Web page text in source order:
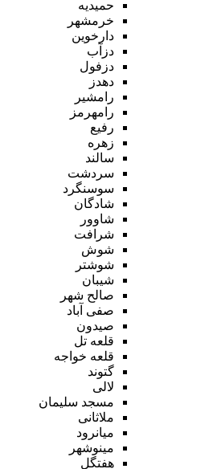
حمیدیه
خرمشهر
دارخوین
دزآب
دزفول
دهدز
رامشیر
رامهرمز
رفیع
زهره
سالند
سردشت
سوسنگرد
شادگان
شاوور
شرافت
شوش
شوشتر
شیبان
صالح شهر
صفی آباد
صیدون
قلعه تل
قلعه خواجه
گتوند
لالی
مسجد سلیمان
ملاثانی
میانرود
مینوشهر
هفتگل